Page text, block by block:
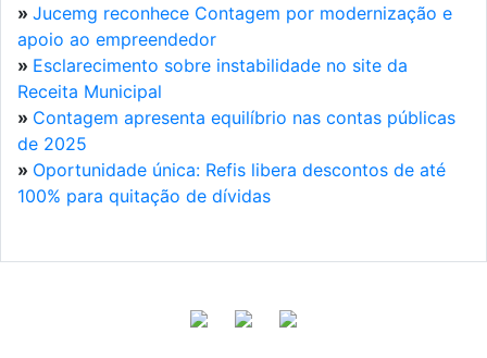
» Jucemg reconhece Contagem por modernização e
apoio ao empreendedor
» Esclarecimento sobre instabilidade no site da
Receita Municipal
» Contagem apresenta equilíbrio nas contas públicas
de 2025
» Oportunidade única: Refis libera descontos de até
100% para quitação de dívidas